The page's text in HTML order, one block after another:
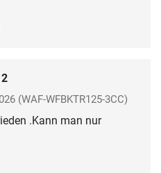
(WAF-WFBKTR125-3CC)
.Kann man nur